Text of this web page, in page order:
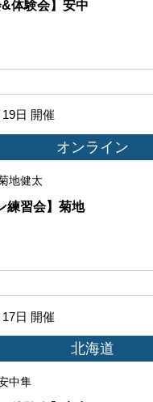
と利用者との間でのZoom通信
境の不具合について
用環境に起因し、セミナー
究所はその責任を負わないも
発生したZoomそのものの機
究所はその責任を負わないもの
&体験会】安中
日 開催
オンライン
地健太
練習会】菊地
日 開催
北海道
中隼